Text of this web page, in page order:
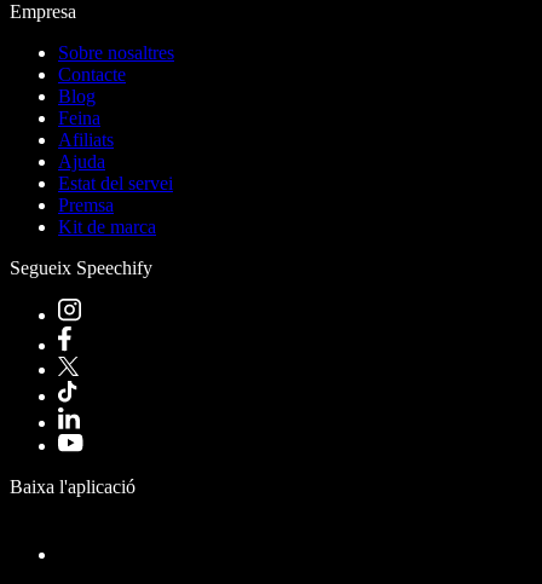
Empresa
Sobre nosaltres
Contacte
Blog
Feina
Afiliats
Ajuda
Estat del servei
Premsa
Kit de marca
Segueix Speechify
Baixa l'aplicació